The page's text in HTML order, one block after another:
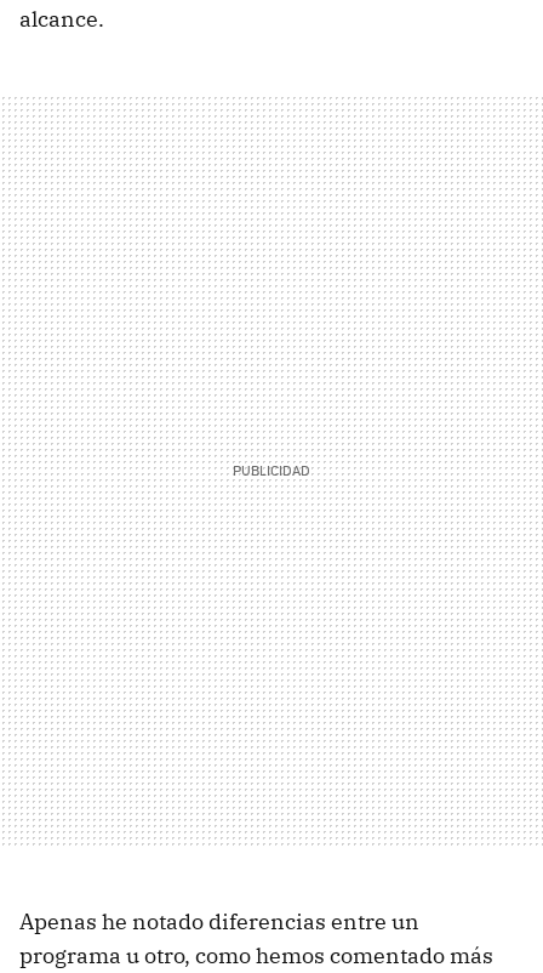
alcance.
Apenas he notado diferencias entre un
programa u otro, como hemos comentado más